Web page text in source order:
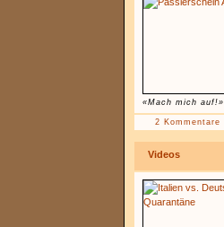
«Mach mich auf!»
2 Kommentare
Videos